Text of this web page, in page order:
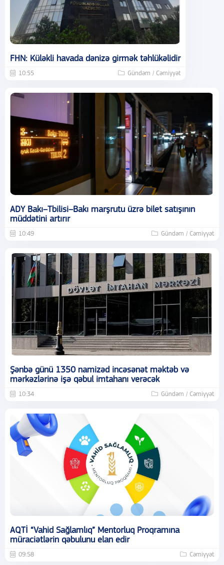
FHN: Küləkli havada dənizə girmək təhlükəlidir
10:55 Gündəm / Cəmiyyət
ADY Bakı–Tbilisi–Bakı marşrutu üzrə bilet satışının
müddətini artırır
10:49 Gündəm / Cəmiyyət
Şənbə günü 1350 namizəd incəsənət məktəb və
mərkəzlərinə işə qəbul imtahanı verəcək
10:34 Gündəm / Cəmiyyət
AQTİ “Vahid Sağlamlıq” Mentorluq Proqramına
müraciətlərin qəbulunu elan edir
09:58 Cəmiyyət